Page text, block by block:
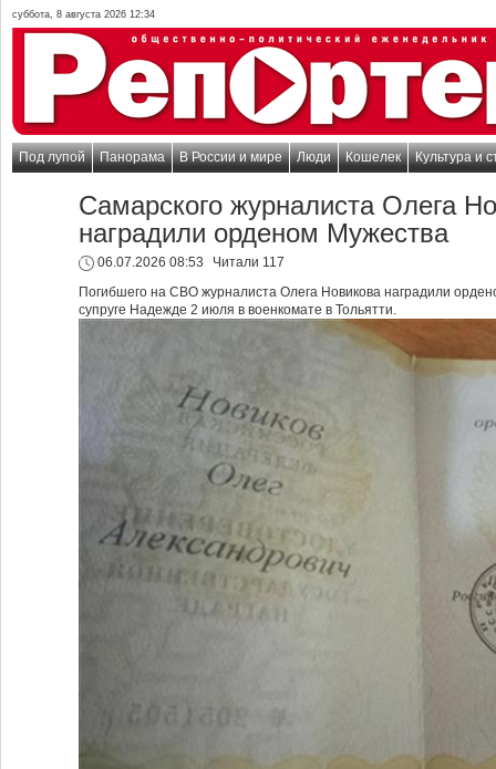
суббота, 8 августа 2026 12:34
Под лупой Панорама В России и мире Люди Кошелек Культура и
Самарского журналиста Олега
наградили орденом Мужества
06.07.2026 08:53
Читали 117
Погибшего на СВО журналиста Олега Новикова наградили
супруге Надежде 2 июля в военкомате в Тольятти.